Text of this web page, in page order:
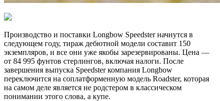
Производство и поставки Longbow Speedster начнутся в
следующем году, тираж дебютной модели составит 150
экземпляров, и все они уже якобы зарезервированы. Цена —
от 84 995 фунтов стерлингов, включая налоги. После
завершения выпуска Speedster компания Longbow
переключится на соплатформенную модель Roadster, которая
на самом деле является не родстером в классическом
понимании этого слова, а купе.